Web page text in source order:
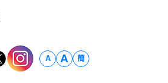
A A 簡